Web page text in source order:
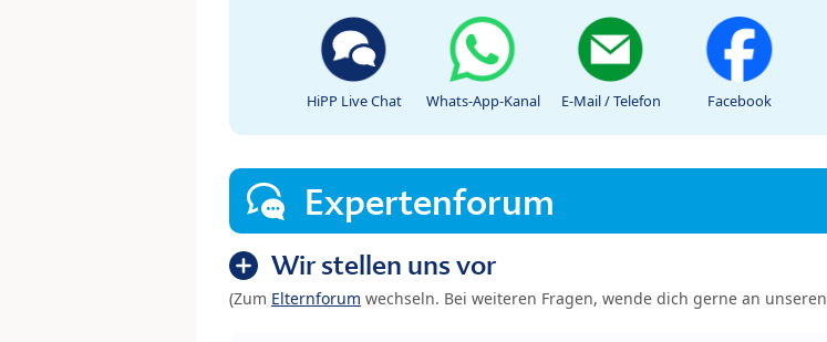
HiPP Live Chat Whats-App-Kanal E-Mail / Telefon Facebook
Expertenforum
Wir stellen uns vor
(Zum Elternforum wechseln. Bei weiteren Fragen, wende dich gerne an unseren